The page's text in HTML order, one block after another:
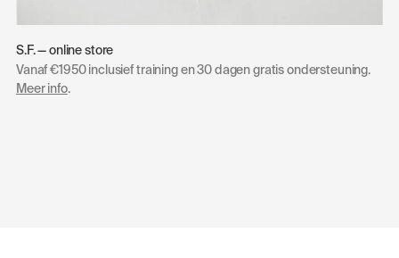
S.F. — online store
Vanaf €1950 inclusief training en 30 dagen gratis ondersteuning.
Meer info.